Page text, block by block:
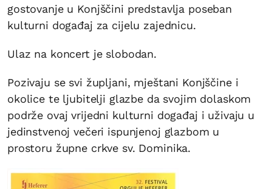
gostovanje u Konjščini predstavlja poseban
kulturni događaj za cijelu zajednicu.
Ulaz na koncert je slobodan.
Pozivaju se svi župljani, mještani Konjščine i
okolice te ljubitelji glazbe da svojim dolaskom
podrže ovaj vrijedni kulturni događaj i uživaju u
jedinstvenoj večeri ispunjenoj glazbom u
prostoru župne crkve sv. Dominika.